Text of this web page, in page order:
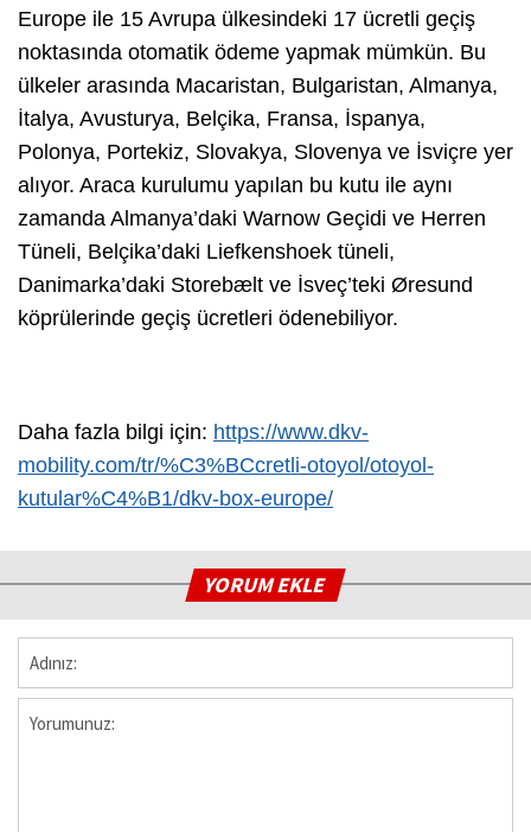
Europe ile 15 Avrupa ülkesindeki 17 ücretli geçiş
noktasında otomatik ödeme yapmak mümkün. Bu
ülkeler arasında Macaristan, Bulgaristan, Almanya,
İtalya, Avusturya, Belçika, Fransa, İspanya,
Polonya, Portekiz, Slovakya, Slovenya ve İsviçre yer
alıyor. Araca kurulumu yapılan bu kutu ile aynı
zamanda Almanya’daki Warnow Geçidi ve Herren
Tüneli, Belçika’daki Liefkenshoek tüneli,
Danimarka’daki Storebælt ve İsveç’teki Øresund
köprülerinde geçiş ücretleri ödenebiliyor.
Daha fazla bilgi için: https://www.dkv-
mobility.com/tr/%C3%BCcretli-otoyol/otoyol-
kutular%C4%B1/dkv-box-europe/
YORUM EKLE